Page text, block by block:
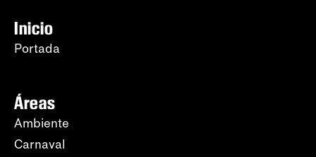
Inicio
Portada
Áreas
Ambiente
Carnaval